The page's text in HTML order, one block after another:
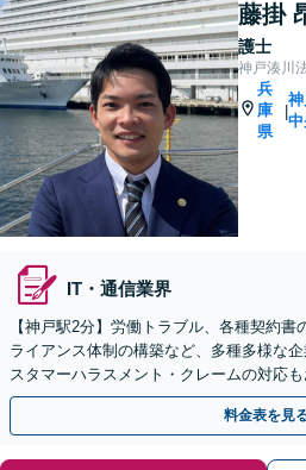
藤掛
護士
神戸湊川
兵
庫
県
|
IT・通信業界
【神戸駅2分】労働トラブル、各種契約
ライアンス体制の構築など、多種多様な
スタマーハラスメント・クレームの対応
ン相談OK】【夜間・休日相談可（要予約
料金表を見